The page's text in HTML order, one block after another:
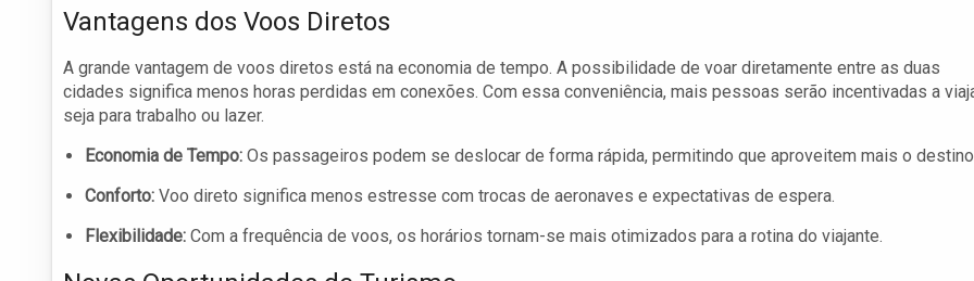
Vantagens dos Voos Diretos
A grande vantagem de voos diretos está na economia de tempo. A possibilidade de voar diretamente entre as duas
cidades significa menos horas perdidas em conexões. Com essa conveniência, mais pessoas serão incentivadas a
seja para trabalho ou lazer.
Economia de Tempo: Os passageiros podem se deslocar de forma rápida, permitindo que aproveitem mais o
Conforto: Voo direto significa menos estresse com trocas de aeronaves e expectativas de espera.
Flexibilidade: Com a frequência de voos, os horários tornam-se mais otimizados para a rotina do viajante.